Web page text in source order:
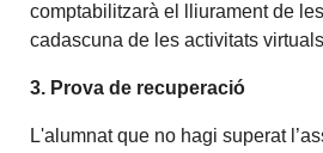
comptabilitzarà el lliurament de
cadascuna de les activitats
3. Prova de recuperació
L'alumnat que no hagi superat